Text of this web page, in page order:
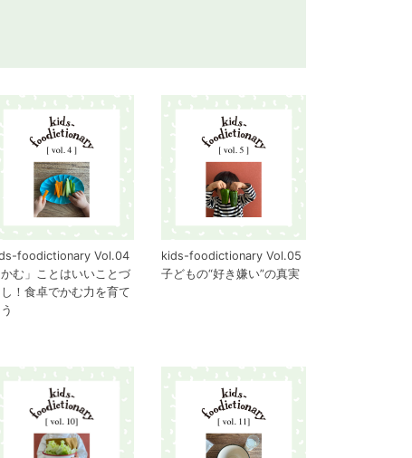
foodictionary Vol.04
かむ」ことはいいことづ
し！食卓でかむ力を育て
kids-foodictionary Vol.05
子どもの“好き嫌い”の真実